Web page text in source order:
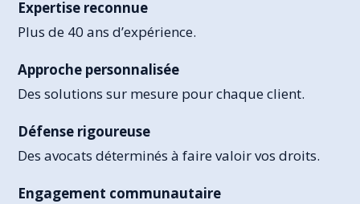
Expertise reconnue
Plus de 40 ans d’expérience.
Approche personnalisée
Des solutions sur mesure pour chaque client.
Défense rigoureuse
Des avocats déterminés à faire valoir vos droits.
Engagement communautaire